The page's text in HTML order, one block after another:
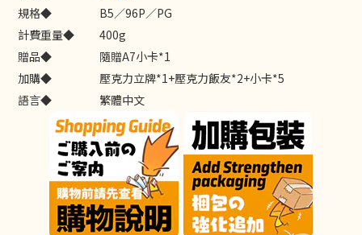
規格◆
B5／96P／PG
計費重量◆
400g
贈品◆
隨贈A7小卡*1
加購◆
壓克力立牌*1+壓克力飯友*2+小卡*5
語言◆
繁體中文